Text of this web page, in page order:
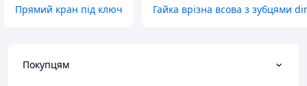
Прямий кран під ключ Гайка врізна всова з зубцями
Покупцям